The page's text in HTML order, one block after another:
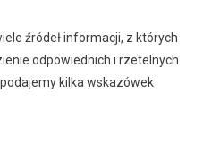
źródeł informacji, z których
odpowiednich i rzetelnych
kilka wskazówek